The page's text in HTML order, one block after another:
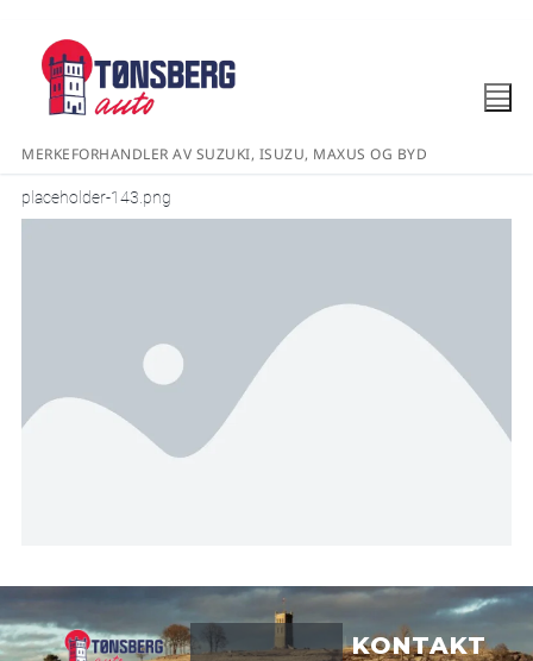
MERKEFORHANDLER AV SUZUKI, ISUZU, MAXUS OG BYD
placeholder-143.png
KONTAKT